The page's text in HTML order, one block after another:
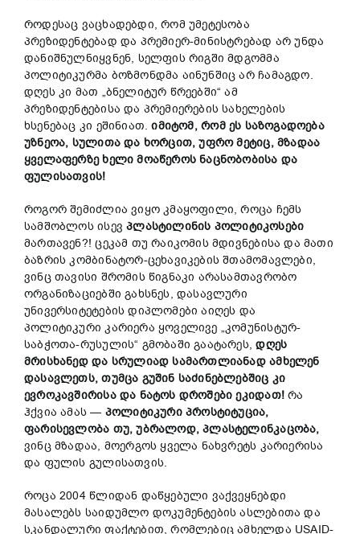
როდესაც ვაცხადებდი, რომ უმეტესობა
პრეზიდენტებად და პრემიერ-მინისტრებად არ უნდა
დანიშნულნიყვნენ, სელფის რიგში მდგომმა
პოლიტიკურმა ბოზმონდმა აინუნშიც არ ჩამაგდო.
დღეს კი მათ „ბნელიტურ წრეებში“ ამ
პრეზიდენტებისა და პრემიერების სახელების
ხსენებაც კი ეშინიათ.იმიტომ, რომ ეს საზოგადოება
უზნეოა, სულითა და ხორცით, უფრო მეტიც, მზადაა
ყველაფერზე ხელი მოაწეროს ნაცნობობისა და
ფულისათვის!
როგორ შემიძლია ვიყო კმაყოფილი, როცა ჩემს
სამშობლოს ისევპლასტილინის პოლიტიკოსები
მართავენ?! ცეკამ თუ რაიკომის მდივნებისა და მათი
ბაზრის კომბინატორ-ცეხავიკების შთამომავლები,
ვინც თავისი შრომის წიგნაკი არასამთავრობო
ორგანიზაციებში გახსნეს, დასავლური
უნივერსიტეტების დიპლომები აიღეს და
პოლიტიკური კარიერა ყოველივე „კომუნისტურ-
საბჭოთა-რუსულის“ გმობაში გაატარეს,დღეს
მრისხანედ და სრულიად სამართლიანად ამხელენ
დასავლეთს, თუმცა გუშინ საძინებლებშიც კი
ევროკავშირისა და ნატოს დროშები ეკიდათ!რა
ჰქვია ამას — პოლიტიკური პროსტიტუცია,
ფარისევლობა თუ, უბრალოდ, პლასტელინკაცობა,
ვინც მზადაა, მოერგოს ყველა ნახვრეტს კარიერისა
და ფულის გულისათვის.
როცა 2004 წლიდან დაწყებული ვაქვეყნებდი
მასალებს საიდუმლო დოკუმენტების ასლებითა და
სკანდალური ფაქტებით, რომლებიც ამხელდა USAID-